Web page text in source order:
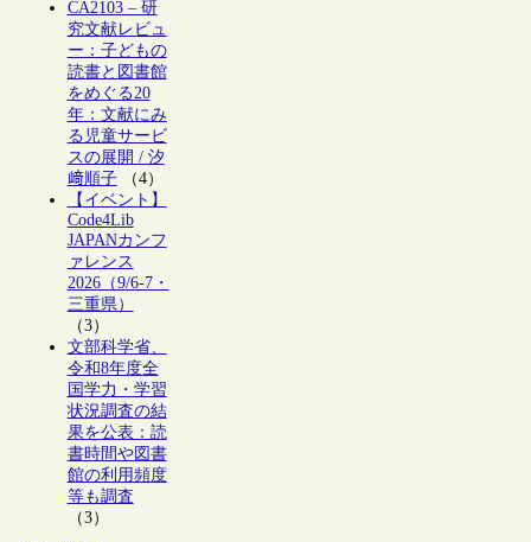
CA2103 – 研
究文献レビュ
ー：子どもの
読書と図書館
をめぐる20
年：文献にみ
る児童サービ
スの展開 / 汐
﨑順子（4）
【イベント】
Code4Lib
JAPANカンフ
ァレンス
2026（9/6-7・
三重県）
（3）
文部科学省、
令和8年度全
国学力・学習
状況調査の結
果を公表：読
書時間や図書
館の利用頻度
等も調査
（3）